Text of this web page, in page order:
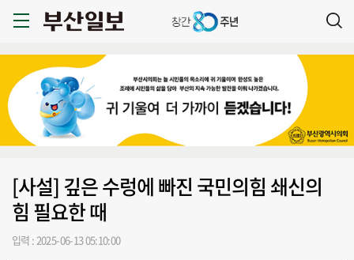
[사설] 깊은 수렁에 빠진 국민의힘 쇄신의
힘 필요한 때
입력 : 2025-06-13 05:10:00